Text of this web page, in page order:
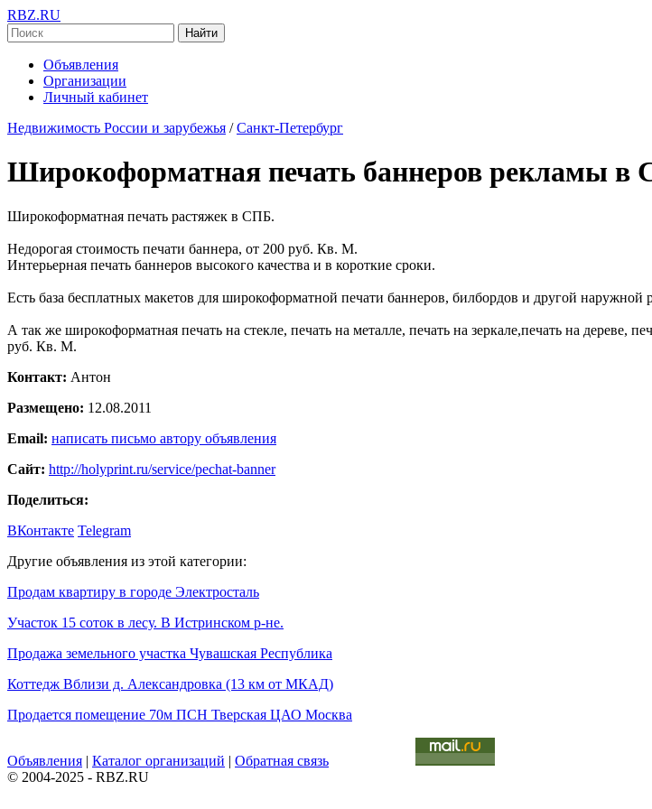
RBZ.RU
Найти
Объявления
Организации
Личный кабинет
Недвижимость России и зарубежья / Санкт-Петербург
Широкоформатная печать баннеров рекламы в
Широкоформатная печать растяжек в СПБ.
Недорогая стоимость печати баннера, от 200 руб. Кв. М.
Интерьерная печать баннеров высокого качества и в короткие сроки.
Есть база бесплатных макетов для широкоформатной печати баннеров, билбордов и другой наружной
А так же широкоформатная печать на стекле, печать на металле, печать на зеркале,печать на дереве,
руб. Кв. М.
Контакт: Антон
Размещено: 12.08.2011
Email: написать письмо автору объявления
Сайт: http://holyprint.ru/service/pechat-banner
Поделиться:
ВКонтакте Telegram
Другие объявления из этой категории:
Продам квартиру в городе Электросталь
Учaстoк 15 сoток в лeсу. В Истринском р-нe.
Продажа земельного участка Чувашская Республика
Коттедж Вблизи д. Александровка (13 км от МКАД)
Продается помещение 70м ПСН Тверская ЦАО Москва
Объявления | Каталог организаций | Обратная связь
© 2004-2025 - RBZ.RU